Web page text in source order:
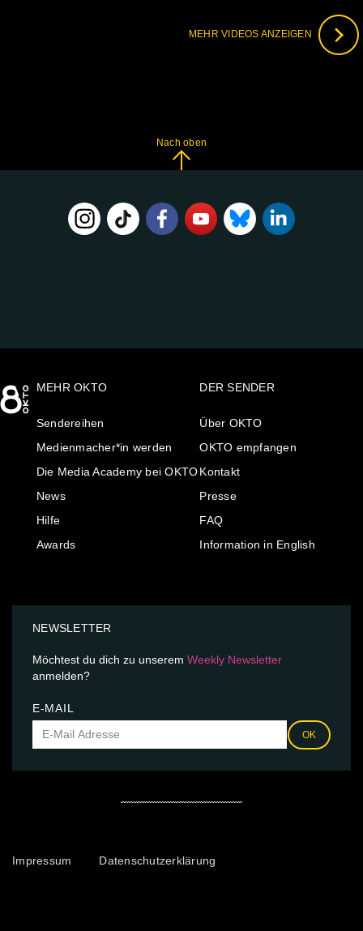
MEHR VIDEOS ANZEIGEN
Nach oben
MEHR OKTO
Sendereihen
Medienmacher*in werden
Die Media Academy bei OKTO
News
Hilfe
Awards
DER SENDER
Über OKTO
OKTO empfangen
Kontakt
Presse
FAQ
Information in English
NEWSLETTER
Möchtest du dich zu unserem Weekly Newsletter
anmelden?
E-MAIL
OK
Impressum Datenschutzerklärung